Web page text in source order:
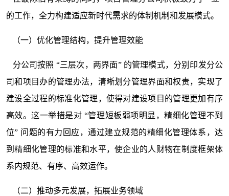
的工作，全力构建适应新时代需求的体制机制和发展模式。
（一）优化管理结构，提升管理效能
分公司按照 “三层次，两界面” 的管理模式，分别印发分公
司和项目办的管理办法，清晰划分管理界面和权责，实现了
建设全过程的标准化管理，使得对建设项目的管理更加有序
高效。这一举措是对 “管理短板弱项明显，精细化管理不到
位” 问题的有力回应，通过建立规范的精细化管理体系，达
到精细化管理的标准和水平，使企业的人财物在制度框架体
系内规范、有序、高效运作。
（二）推动多元发展，拓展业务领域